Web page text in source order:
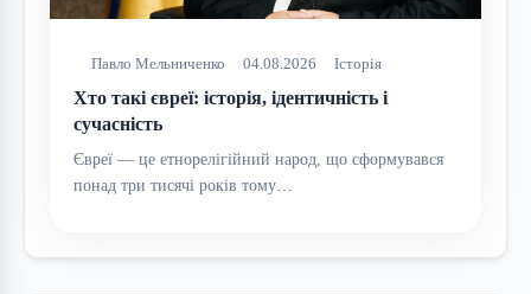
Павло Мельниченко 04.08.2026 Історія
Хто такі євреї: історія, ідентичність і
сучасність
Євреї — це етнорелігійний народ, що сформувався
понад три тисячі років тому…